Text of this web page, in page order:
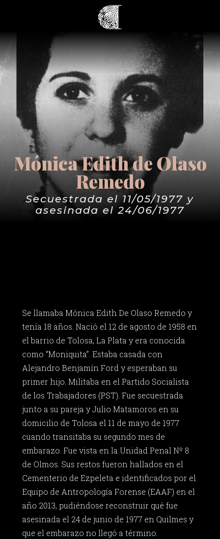
Mónica Edith de Olaso
Remedo
Secuestrada el 11/05/1977 y
asesinada el 24/06/1977
Se llamaba Mónica Edith De Olaso Remedo y
tenía 18 años. Nació el 12 de agosto de 1958 en
el barrio de Tolosa, La Plata y era conocida
como “Moniquita”. Estaba casada con
Alejandro Benjamín Ford y esperaban su
primer hijo. Militaba en el Partido Socialista
de los Trabajadores (PST). Fue secuestrada
junto a su pareja y Julio Matamoros en su
domicilio de Tolosa el 11 de mayo de 1977
cuando transitaba su segundo mes de
embarazo. Fue vista en la Unidad Penal Nº 8
de Olmos. Sus restos fueron hallados en el
Cementerio de Ezpeleta e identificados por el
Equipo de Antropología Forense (EAAF) en el
año 2013, pudiéndose reconstruir qué fue
asesinada el 24 de junio de 1977 en Quilmes y
que el embarazo no llegó a término.